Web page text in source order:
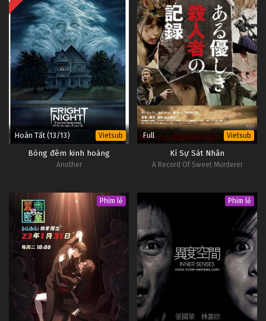
Hoàn Tất (13/13) Vietsub
Bóng đêm kinh hoàng
Another
Full Vietsub
Kí Sự Sát Nhân
A Record Of Sweet Murderer
Phim lẻ Phim lẻ